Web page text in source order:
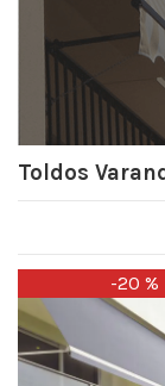
Toldos
-20 %